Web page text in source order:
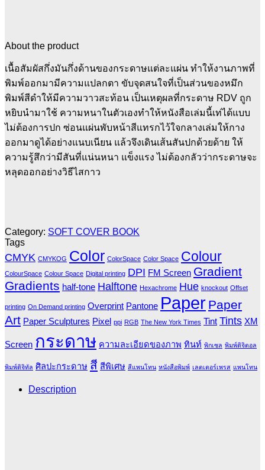
About the product
เนื้อสัมผัสกึ่งมันกึ่งด้านของกระดาษแต่ละแผ่น ทำให้งานภาพที่
พิมพ์ออกมามีความแปลกตา ขับจุดสนใจที่เป็นส่วนของหมึก
พิมพ์สีดำให้มีความวาวสะท้อน เป็นเหตุผลที่กระดาษ RDV ถูก
หยิบนำมาใช้ ความหนาในตัวเองทำให้หนังสือเล่มนี้เท่ได้แบบ
ไม่ต้องการปก ซ่อนแผ่นพับหน้าสีแทรกไว้ใจกลางเล่มให้กาง
ออกมาดูได้อย่างแนบเนียน แล้วจึงเดินเส้นสันปกด้วยด้าย ให้
ความรู้สึกว่ามีสันที่แน่นหนา แข็งแรง ไม่ต้องกลัวว่ากระดาษจะ
หลุดออกอย่างวิธีไสกาว
Category: SOFT COVER BOOK
Tags
CMYK CMYKOG Color ColorSpace Color Space Colour
ColourSpace Colour Space Digital printing DPI FM Screen Gradient
Gradients half-tone Halftone Hexachrome Hue knockout Offset
printing On Demand printing Overprint Pantone Paper Paper
Art Paper Sculptures Pixel ppi RGB The New York Times Tint Tints XM
Screen กระดาษ ความละเอียดของภาพ ทินท์ พิกเซล พิมพ์ดิจิตอล
พิมพ์ดิจิทัล ศิลปะกระดาษ สี สีพิเศษ สีแพนโทน หนังสือพิมพ์ เลตเตอร์เพรส แพนโทน
Description